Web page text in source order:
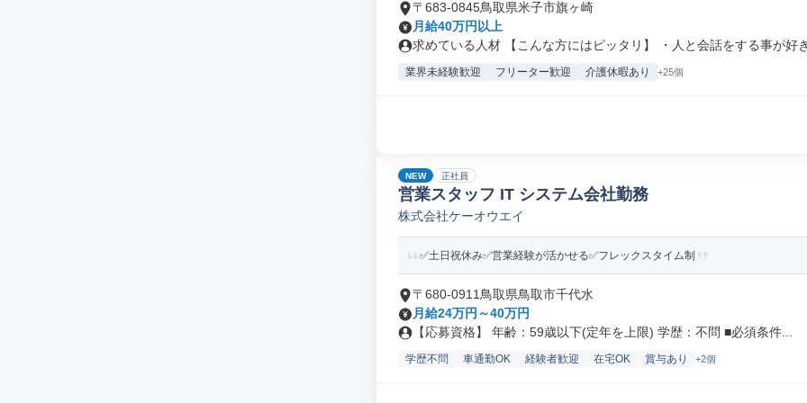
〒683-0845鳥取県米子市旗ヶ崎
月給40万円以上
求めている人材 【こんな方にはピッタリ】 ・人と会話をする事が好
業界未経験歓迎 フリーター歓迎 介護休暇あり +25個
NEW 正社員
営業スタッフ IT システム会社勤務
株式会社ケーオウエイ
✅️土日祝休み✅️営業経験が活かせる✅️フレックスタイム制
〒680-0911鳥取県鳥取市千代水
月給24万円～40万円
【応募資格】 年齢：59歳以下(定年を上限) 学歴：不問 ■必須条件...
学歴不問 車通勤OK 経験者歓迎 在宅OK 賞与あり +2個